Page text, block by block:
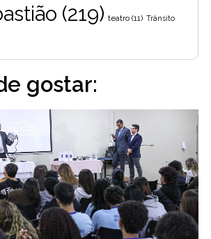
(219) teatro (11) Trânsito
gostar: